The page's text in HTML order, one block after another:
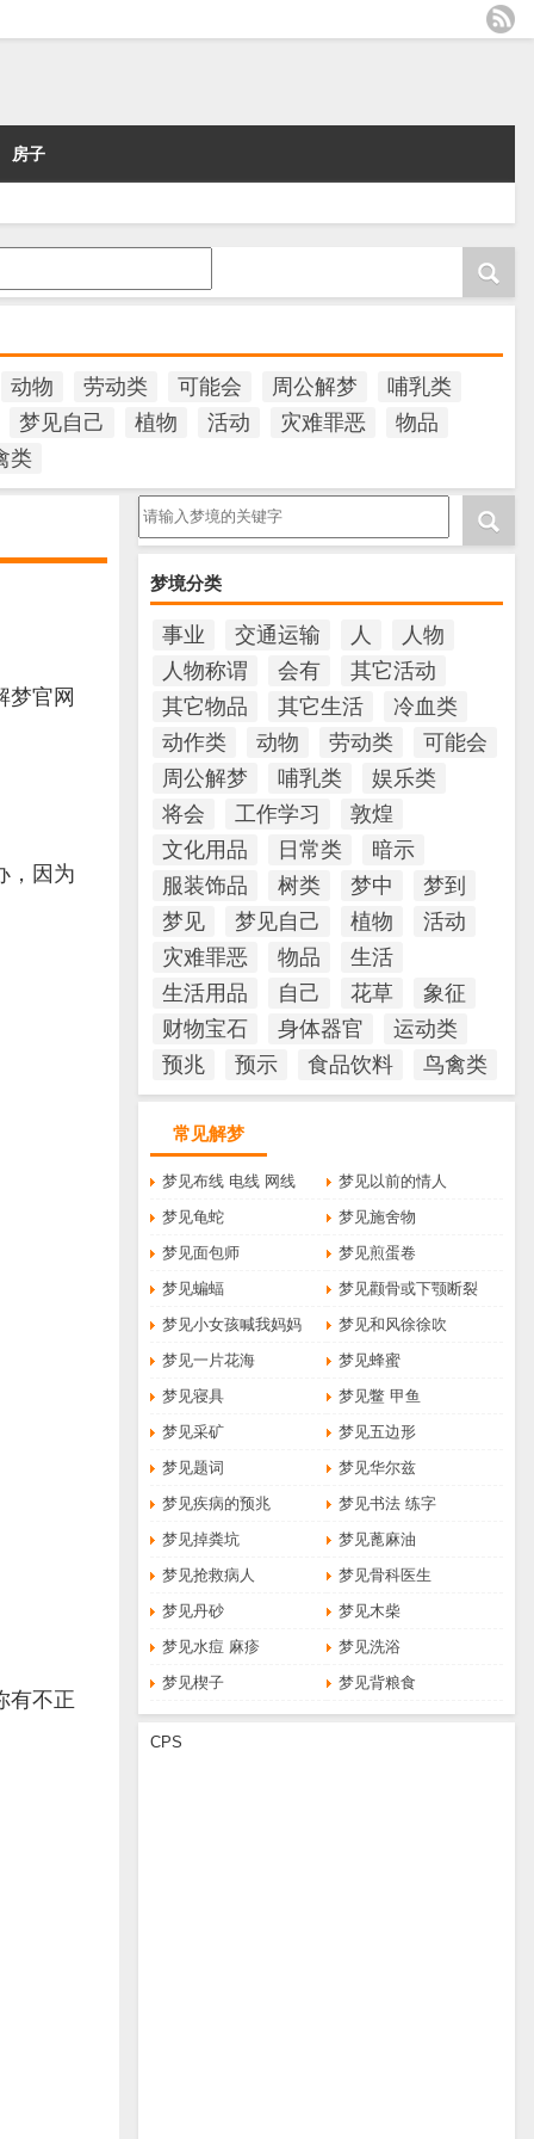
房子
动物 劳动类 可能会 周公解梦
哺乳类
梦见自己
植物 活动 灾难罪恶
物品
类
梦境分类
事业 交通运输 人
人物
人物称谓
会有
其它活动
其它物品
其它生活
冷血类
动作类
动物 劳动类
可能会
周公解梦
哺乳类
娱乐类
将会
工作学习
敦煌
文化用品
日常类
暗示
服装饰品
树类 梦中
梦到
梦见
梦见自己 植物
活动
灾难罪恶
物品
生活
生活用品
自己 花草
象征
财物宝石
身体器官
运动类
预兆
预示 食品饮料 鸟禽类
常见解梦
梦见布线 电线 网线
梦见以前的情人
梦见龟蛇
梦见施舍物
梦见面包师
梦见煎蛋卷
梦见蝙蝠
梦见颧骨或下颚断裂
梦见小女孩喊我妈妈
梦见和风徐徐吹
梦见一片花海
梦见蜂蜜
梦见寝具
梦见鳖 甲鱼
梦见采矿
梦见五边形
梦见题词
梦见华尔兹
梦见疾病的预兆
梦见书法 练字
梦见掉粪坑
梦见蓖麻油
梦见抢救病人
梦见骨科医生
梦见丹砂
梦见木柴
梦见水痘 麻疹
梦见洗浴
梦见楔子
梦见背粮食
CPS
梦官网
，因为
有不正